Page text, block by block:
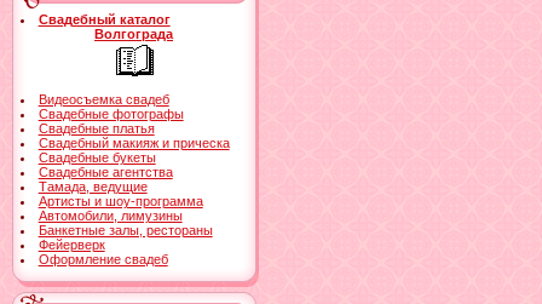
Свадебный каталог
Волгограда
Видеосъемка свадеб
Свадебные фотографы
Свадебные платья
Свадебный макияж и прическа
Свадебные букеты
Свадебные агентства
Тамада, ведущие
Артисты и шоу-программа
Автомобили, лимузины
Банкетные залы, рестораны
Фейерверк
Оформление свадеб